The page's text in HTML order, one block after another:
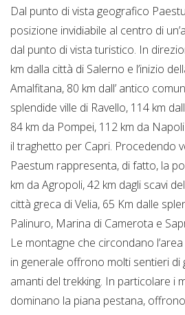
Dal punto di vista geografico
posizione invidiabile al centro di
dal punto di vista turistico. In
km dalla città di Salerno e l’inizio
Amalfitana, 80 km dall’ antico
splendide ville di Ravello, 114 km
84 km da Pompei, 112 km da
il traghetto per Capri. Procedendo
Paestum rappresenta, di fatto, la
km da Agropoli, 42 km dagli scavi
città greca di Velia, 65 Km dalle
Palinuro, Marina di Camerota e
Le montagne che circondano
in generale offrono molti sentieri di
amanti del trekking. In particolare i
dominano la piana pestana,